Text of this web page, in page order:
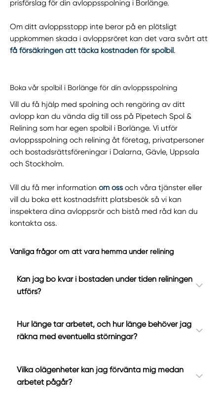
prisförslag för din avloppsspolning i Borlänge.
Om ditt avloppsstopp inte beror på en plötsligt
uppkommen skada i avloppsröret kan det vara svårt att
få försäkringen att täcka kostnaden för spolbil .
Boka vår spolbil i Borlänge för din avloppsspolning
Vill du få hjälp med spolning och rengöring av ditt
avlopp kan du vända dig till oss på Pipetech Spol &
Relining som har egen spolbil i Borlänge. Vi utför
avloppsspolning och relining åt företag, privatpersoner
och bostadsrättsföreningar i Dalarna, Gävle, Uppsala
och Stockholm.
Vill du få mer informationom oss och våra tjänster eller
vill du boka ett kostnadsfritt platsbesök så vi kan
inspektera dina avloppsrör och bistå med råd kan du
kontakta oss.
Vanliga frågor om att vara hemma under relining
Kan jag bo kvar i bostaden under tiden reliningen
utförs?
Hur länge tar arbetet, och hur länge behöver jag
räkna med eventuella störningar?
Vilka olägenheter kan jag förvänta mig medan
arbetet pågår?